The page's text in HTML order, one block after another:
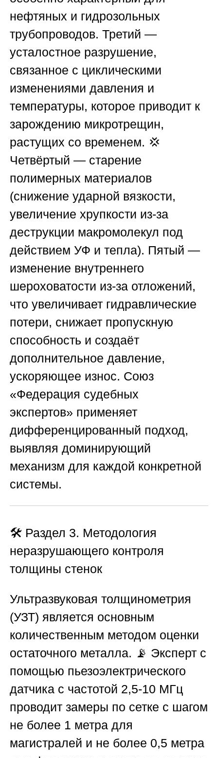
нефтяных и гидрозольных
трубопроводов. Третий —
усталостное разрушение,
связанное с циклическими
изменениями давления и
температуры, которое приводит к
зарождению микротрещин,
растущих со временем. 💢
Четвёртый — старение
полимерных материалов
(снижение ударной вязкости,
увеличение хрупкости из-за
деструкции макромолекул под
действием УФ и тепла). Пятый —
изменение внутреннего
шероховатости из-за отложений,
что увеличивает гидравлические
потери, снижает пропускную
способность и создаёт
дополнительное давление,
ускоряющее износ. Союз
«Федерация судебных
экспертов» применяет
дифференцированный подход,
выявляя доминирующий
механизм для каждой конкретной
системы.
🛠️ Раздел 3. Методология
неразрушающего контроля
толщины стенок
Ультразвуковая толщинометрия
(УЗТ) является основным
количественным методом оценки
остаточного металла. 📡 Эксперт с
помощью пьезоэлектрического
датчика с частотой 2,5-10 МГц
проводит замеры по сетке с шагом
не более 1 метра для
магистралей и не более 0,5 метра